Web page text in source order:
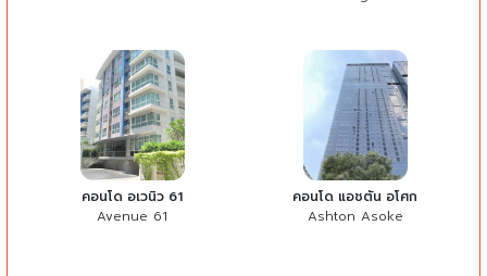
คอนโด อเวนิว 61
Avenue 61
คอนโด แอชตัน อโศก
Ashton Asoke